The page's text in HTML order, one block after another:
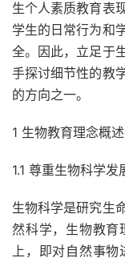
生个人素质教育表
学生的日常行为和
全。因此，立足于
手探讨细节性的教
的方向之一。
1 生物教育理念概述
1.1 尊重生物科学发
生物科学是研究生
然科学，生物教育
上，即对自然事物